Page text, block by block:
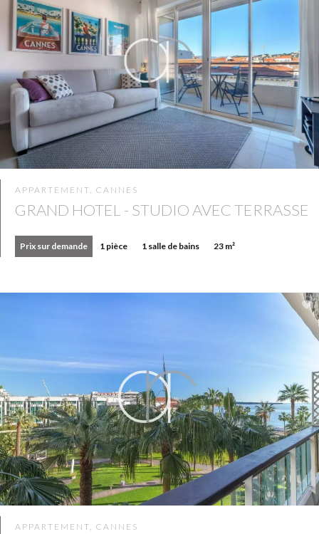
APPARTEMENT, CANNES
GRAND HOTEL - STUDIO AVEC TERRASSE
Prix sur demande 1 pièce 1 salle de bains 23 m²
APPARTEMENT, CANNES